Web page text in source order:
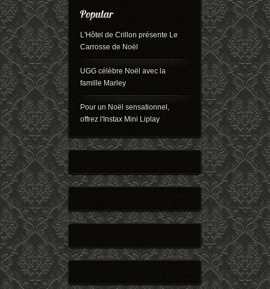
L'Hôtel de Crillon présente Le
Carrosse de Noël
UGG célèbre Noël avec la
famille Marley
Pour un Noël sensationnel,
offrez l'Instax Mini Liplay